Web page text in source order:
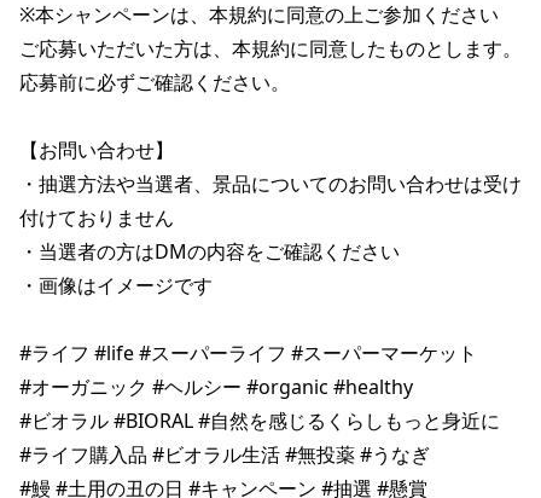
※本シャンペーンは、本規約に同意の上ご参加ください
ご応募いただいた方は、本規約に同意したものとします。
応募前に必ずご確認ください。
【お問い合わせ】
・抽選方法や当選者、景品についてのお問い合わせは受け
付けておりません
・当選者の方はDMの内容をご確認ください
・画像はイメージです
#ライフ #life #スーパーライフ #スーパーマーケット
#オーガニック #ヘルシー #organic #healthy
#ビオラル #BIORAL #自然を感じるくらしもっと身近に
#ライフ購入品 #ビオラル生活 #無投薬 #うなぎ